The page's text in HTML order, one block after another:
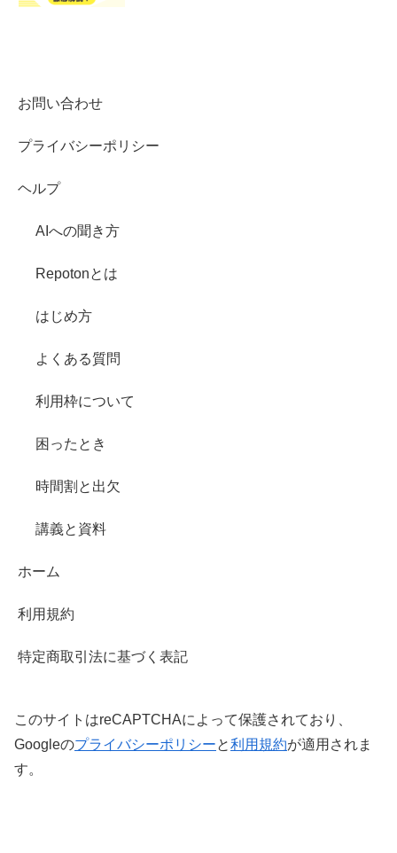
お問い合わせ
プライバシーポリシー
ヘルプ
AIへの聞き方
Repotonとは
はじめ方
よくある質問
利用枠について
困ったとき
時間割と出欠
講義と資料
ホーム
利用規約
特定商取引法に基づく表記
このサイトはreCAPTCHAによって保護されており、
Googleのプライバシーポリシーと利用規約が適用されま
す。